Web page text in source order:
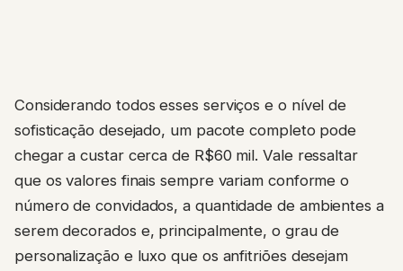
Considerando todos esses serviços e o nível de
sofisticação desejado, um pacote completo pode
chegar a custar cerca de R$60 mil. Vale ressaltar
que os valores finais sempre variam conforme o
número de convidados, a quantidade de ambientes a
serem decorados e, principalmente, o grau de
personalização e luxo que os anfitriões desejam